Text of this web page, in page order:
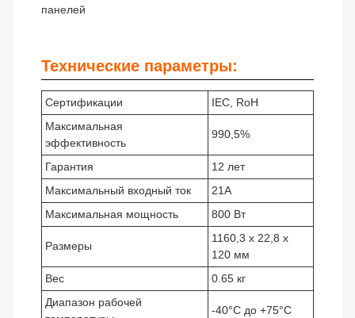
панелей
Технические параметры:
Сертификации
IEC, RoH
Максимальная
эффективность
990,5%
Гарантия
12 лет
Максимальный входный ток
21А
Максимальная мощность
800 Вт
Размеры
1160,3 x 22,8 x
120 мм
Вес
0.65 кг
Диапазон рабочей
-40°C до +75°C